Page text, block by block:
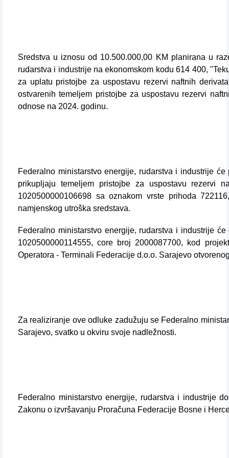
Sredstva u iznosu od 10.500.000,00 KM planirana u
rudarstva i industrije na ekonomskom kodu 614 400,
za uplatu pristojbe za uspostavu rezervi naftnih
ostvarenih temeljem pristojbe za uspostavu rezervi
odnose na 2024. godinu.
Federalno ministarstvo energije, rudarstva i industrije
prikupljaju temeljem pristojbe za uspostavu rezervi
1020500000106698 sa oznakom vrste prihoda
namjenskog utroška sredstava.
Federalno ministarstvo energije, rudarstva i industrije
1020500000114555, core broj 2000087700, kod
Operatora - Terminali Federacije d.o.o. Sarajevo
Za realiziranje ove odluke zadužuju se Federalno
Sarajevo, svatko u okviru svoje nadležnosti.
Federalno ministarstvo energije, rudarstva i industrije
Zakonu o izvršavanju Proračuna Federacije Bosne i